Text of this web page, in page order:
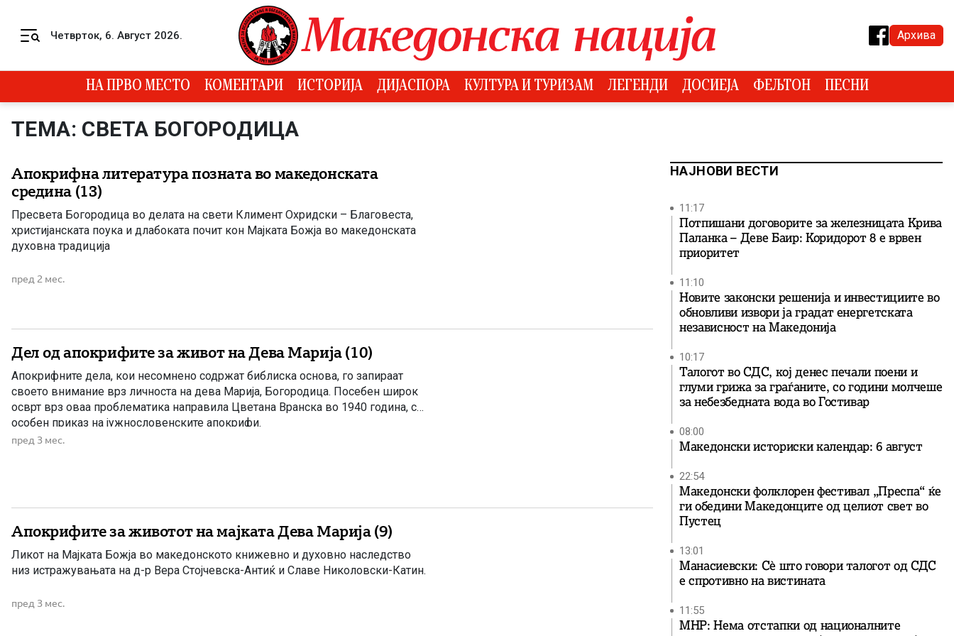
Четврток, 6. Август 2026. Архива
НА ПРВО МЕСТО КОМЕНТАРИ ИСТОРИЈА ДИЈАСПОРА КУЛТУРА И ТУРИЗАМ ЛЕГЕНДИ ДОСИЕЈА ФЕЉТОН ПЕСНИ
ТЕМА: СВЕТА БОГОРОДИЦА
Апокрифна литература позната во македонската
средина (13)
Пресвета Богородица во делата на свети Климент Охридски – Благовеста,
христијанската поука и длабоката почит кон Мајката Божја во македонската
духовна традиција
пред 2 мес.
Дел од апокрифите за живот на Дева Марија (10)
Апокрифните дела, кои несомнено содржат библиска основа, го запираат
своето внимание врз личноста на дева Марија, Богородица. Посебен широк
осврт врз оваа проблематика направила Цветана Вранска во 1940 година, со
особен приказ на јужнословенските апокрифи.
пред 3 мес.
Апокрифите за животот на мајката Дева Марија (9)
Ликот на Мајката Божја во македонското книжевно и духовно наследство
низ истражувањата на д-р Вера Стојчевска-Антиќ и Славе Николовски-Катин.
пред 3 мес.
НАЈНОВИ ВЕСТИ
11:17
Потпишани договорите за железницата Крива
Паланка – Деве Баир: Коридорот 8 е врвен
приоритет
11:10
Новите законски решенија и инвестициите во
обновливи извори ја градат енергетската
независност на Македонија
10:17
Талогот во СДС, кој денес печали поени и
глуми грижа за граѓаните, со години молчеше
за небезбедната вода во Гостивар
08:00
Македонски историски календар: 6 август
22:54
Македонски фолклорен фестивал „Преспа“ ќе
ги обедини Македонците од целиот свет во
Пустец
13:01
Манасиевски: Сè што говори талогот од СДС
е спротивно на вистината
11:55
МНР: Нема отстапки од националните